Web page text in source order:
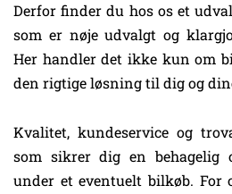
Derfor finder du hos os et
som er nøje udvalgt og
Her handler det ikke kun om
den rigtige løsning til dig og
Kvalitet, kundeservice og
som sikrer dig en behagelig
under et eventuelt bilkøb. For